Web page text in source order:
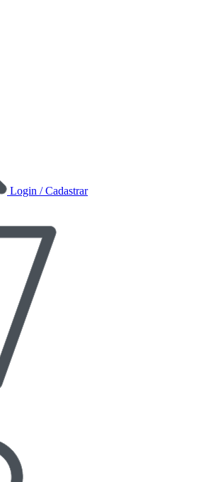
Login / Cadastrar